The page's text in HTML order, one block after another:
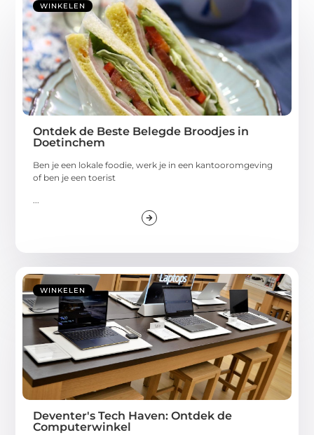
WINKELEN
Ontdek de Beste Belegde Broodjes in
Doetinchem
Ben je een lokale foodie, werk je in een kantooromgeving
of ben je een toerist
...
WINKELEN
Deventer's Tech Haven: Ontdek de
Computerwinkel